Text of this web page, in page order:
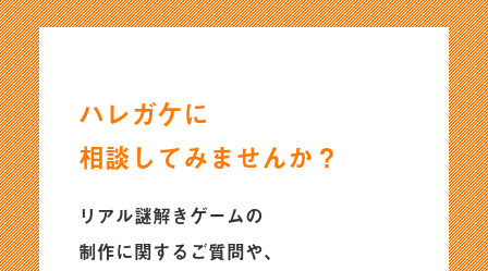
ハレガケに
相談してみませんか？
リアル謎解きゲームの
制作に関するご質問や、